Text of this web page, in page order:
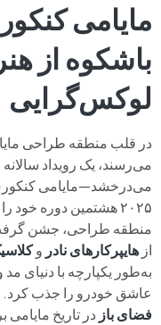
باشکوه از
لوکس‌گرایی
در قلب منطقه طراحی
می‌رسند، یک رویداد
می‌درخشد—مایامی
۲۰۲۵ هشتمین دوره خود
منطقه طراحی، جشن
از هایپرکارهاینادر و
به‌طور یکپارچه با دنیای مد
عاشق خودرو را جذب کرد.
فضای باز در تاریخ